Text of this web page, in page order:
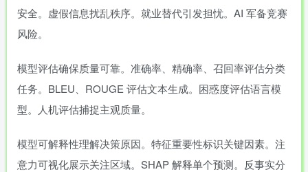
安全。虚假信息扰乱秩序。就业替代引发担忧。AI 军备竞赛
风险。
模型评估确保质量可靠。准确率、精确率、召回率评估分类
任务。BLEU、ROUGE 评估文本生成。困惑度评估语言模
型。人机评估捕捉主观质量。
模型可解释性理解决策原因。特征重要性标识关键因素。注
意力可视化展示关注区域。SHAP 解释单个预测。反事实分